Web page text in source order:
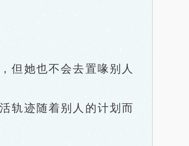
但她也不会去置喙别人
轨迹随着别人的计划而